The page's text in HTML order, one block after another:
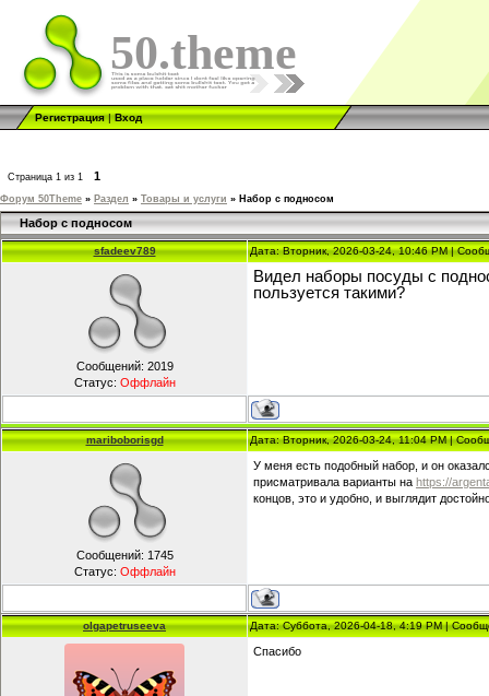
50.theme
Регистрация|Вход
Страница 1 из 1 1
Форум 50Theme » Раздел » Товары и услуги » Набор с подносом
Набор с подносом
sfadeev789 Дата: Вторник, 2026-03-24, 10:46 PM |
Сообщений: 2019
Статус: Оффлайн
Видел наборы посуды с
пользуется такими?
mariboborisgd Дата: Вторник, 2026-03-24, 11:04 PM |
Сообщений: 1745
Статус: Оффлайн
У меня есть подобный набор, и он
присматривала варианты на https://
концов, это и удобно, и выглядит
olgapetruseeva Дата: Суббота, 2026-04-18, 4:19 PM |
Спасибо